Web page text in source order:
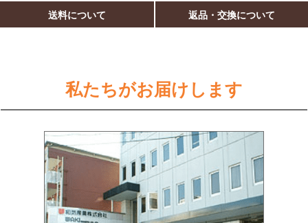
送料について 返品・交換について
私たちがお届けします